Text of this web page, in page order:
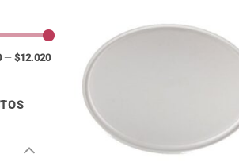
— $12.020